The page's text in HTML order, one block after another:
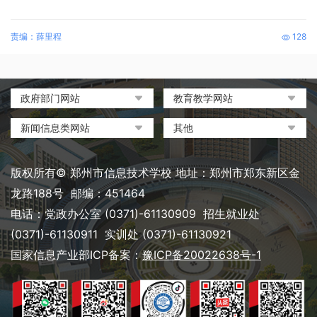
责编：薛里程 128
政府部门网站
中国政府网
河南省人民政府
郑州市人民政府
教育教学网站
教育部政府门户网站
中国职业教育与成人教育网
河南省教育厅
河南省职业教育与成人教育
网
郑州市教育局政务网
郑州教育信息网
新闻信息类网站
环球网
凤凰网
搜狐
网易
新浪
其他
中央电化教育馆
中国教育和科研计算机网
电脑报
大象网|河南网络广播电视台
版权所有© 郑州市信息技术学校 地址：郑州市郑东新区金
龙路188号 邮编：451464
电话：党政办公室 (0371)-61130909 招生就业处
(0371)-61130911 实训处 (0371)-61130921
国家信息产业部ICP备案：豫ICP备20022638号-1